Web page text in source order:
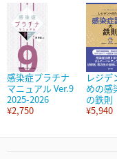
感染症プラチナ
マニュアル Ver.9
2025-2026
¥2,750
レジデ
めの感
の鉄則
¥5,940